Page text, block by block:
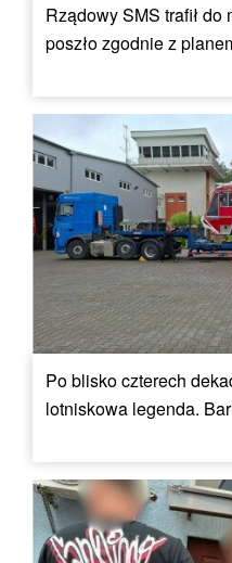
Rządowy SMS trafił
poszło zgodnie z
Po blisko czterech
lotniskowa legenda.